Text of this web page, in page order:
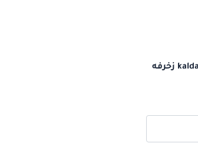
زخرفة اسم kldah بالانجليزي اسم كلدة مزخرف بالانجليزي كيف أكتب اسم كلدة بالانجليزي kaldah زخارف اسم kalda زخرفه